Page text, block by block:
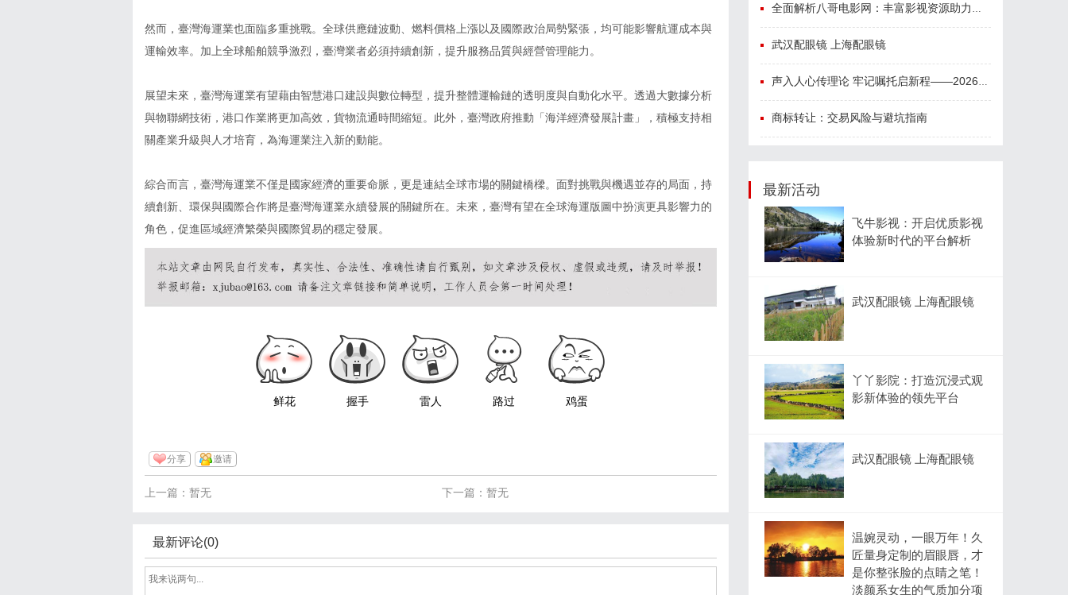
然而，臺灣海運業也面臨多重挑戰。全球供應鏈波動、燃料價格上漲以及國際政治局勢緊張，均可能影響航運成本與
運輸效率。加上全球船舶競爭激烈，臺灣業者必須持續創新，提升服務品質與經營管理能力。
展望未來，臺灣海運業有望藉由智慧港口建設與數位轉型，提升整體運輸鏈的透明度與自動化水平。透過大數據分析
與物聯網技術，港口作業將更加高效，貨物流通時間縮短。此外，臺灣政府推動「海洋經濟發展計畫」，積極支持相
關產業升級與人才培育，為海運業注入新的動能。
綜合而言，臺灣海運業不僅是國家經濟的重要命脈，更是連結全球市場的關鍵橋樑。面對挑戰與機遇並存的局面，持
續創新、環保與國際合作將是臺灣海運業永續發展的關鍵所在。未來，臺灣有望在全球海運版圖中扮演更具影響力的
角色，促進區域經濟繁榮與國際貿易的穩定發展。
鲜花 握手 雷人 路过 鸡蛋
分享 邀请
下一篇：暂无
上一篇：暂无
最新评论(0)
全面解析八哥电影网：丰富影视资源助力观影体验升级
武汉配眼镜 上海配眼镜
声入人心传理论 牢记嘱托启新程——2026年省直机关“党的创新理论我来讲”宣讲活动圆满落幕
商标转让：交易风险与避坑指南
最新活动
飞牛影视：开启优质影视
体验新时代的平台解析
武汉配眼镜 上海配眼镜
丫丫影院：打造沉浸式观
影新体验的领先平台
武汉配眼镜 上海配眼镜
温婉灵动，一眼万年！久
匠量身定制的眉眼唇，才
是你整张脸的点睛之笔！
淡颜系女生的气质加分项